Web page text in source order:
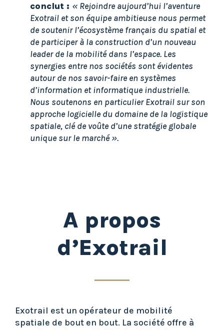
conclut : « Rejoindre aujourd’hui l’aventure
Exotrail et son équipe ambitieuse nous permet
de soutenir l’écosystème français du spatial et
de participer à la construction d’un nouveau
leader de la mobilité dans l’espace. Les
synergies entre nos sociétés sont évidentes
autour de nos savoir-faire en systèmes
d’information et informatique industrielle.
Nous soutenons en particulier Exotrail sur son
approche logicielle du domaine de la logistique
spatiale, clé de voûte d’une stratégie globale
unique sur le marché ».
A propos
d’Exotrail
Exotrail est un opérateur de mobilité
spatiale de bout en bout. La société offre à